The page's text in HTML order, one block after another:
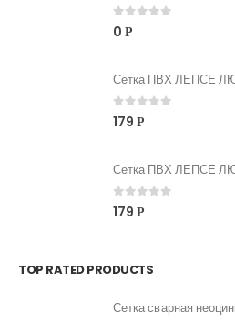
0out of 5
0 Р
0out of 5
179 Р
0out of 5
179 Р
TOP RATED PRODUCTS